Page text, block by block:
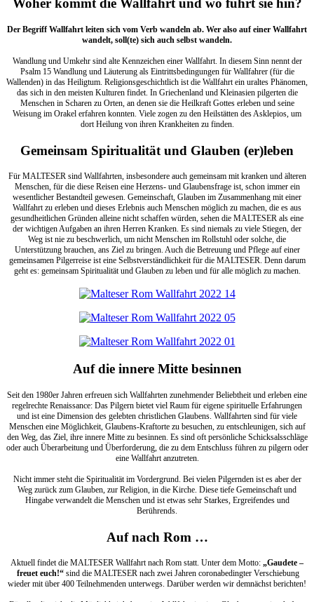
Woher kommt die Wallfahrt und wo führt sie hin?
Der Begriff Wallfahrt leiten sich vom Verb wandeln ab. Wer also auf einer Wallfahrt
wandelt, soll(te) sich auch selbst wandeln.
Wandlung und Umkehr sind alte Kennzeichen einer Wallfahrt. In diesem Sinn nennt der
Psalm 15 Wandlung und Läuterung als Eintrittsbedingungen für Wallfahrer (für die
Wallenden) in das Heiligtum. Religionsgeschichtlich ist die Wallfahrt ein uraltes Phänomen,
das sich in den meisten Kulturen findet. In Griechenland und Kleinasien pilgerten die
Menschen in Scharen zu Orten, an denen sie die Heilkraft Gottes erleben und seine
Weisung im Orakel erfahren konnten. Viele zogen zu den Heilstätten des Asklepios, um
dort Heilung von ihren Krankheiten zu finden.
Gemeinsam Spiritualität und Glauben (er)leben
Für MALTESER sind Wallfahrten, insbesondere auch gemeinsam mit kranken und älteren
Menschen, für die diese Reisen eine Herzens- und Glaubensfrage ist, schon immer ein
wesentlicher Bestandteil gewesen. Gemeinschaft, Glauben im Zusammenhang mit einer
Wallfahrt zu erleben und dieses Erlebnis auch Menschen möglich zu machen, die es aus
gesundheitlichen Gründen alleine nicht schaffen würden, sehen die MALTESER als eine
der wichtigen Aufgaben an ihren Herren Kranken. Es sind niemals zu viele Stiegen, der
Weg ist nie zu beschwerlich, um nicht Menschen im Rollstuhl oder solche, die
Unterstützung brauchen, ans Ziel zu bringen. Auch die Betreuung und Pflege auf einer
gemeinsamen Pilgerreise ist eine Selbstverständlichkeit für die MALTESER. Denn darum
geht es: gemeinsam Spiritualität und Glauben zu leben und für alle möglich zu machen.
Auf die innere Mitte besinnen
Seit den 1980er Jahren erfreuen sich Wallfahrten zunehmender Beliebtheit und erleben eine
regelrechte Renaissance: Das Pilgern bietet viel Raum für eigene spirituelle Erfahrungen
und ist eine Dimension des gelebten christlichen Glaubens. Wallfahrten sind für viele
Menschen eine Möglichkeit, Glaubens-Kraftorte zu besuchen, zu entschleunigen, sich auf
den Weg, das Ziel, ihre innere Mitte zu besinnen. Es sind oft persönliche Schicksalsschläge
oder auch Überarbeitung und Überforderung, die zu dem Entschluss führen zu pilgern oder
eine Wallfahrt anzutreten.
Nicht immer steht die Spiritualität im Vordergrund. Bei vielen Pilgernden ist es aber der
Weg zurück zum Glauben, zur Religion, in die Kirche. Diese tiefe Gemeinschaft und
Hingabe verwandelt die Menschen und ist etwas sehr Starkes, Ergreifendes und
Berührends.
Auf nach Rom …
Aktuell findet die MALTESER Wallfahrt nach Rom statt. Unter dem Motto: „Gaudete –
freuet euch!“ sind die MALTESER nach zwei Jahren coronabedingter Verschiebung
wieder mit über 400 Teilnehmenden unterwegs. Darüber werden wir demnächst berichten!